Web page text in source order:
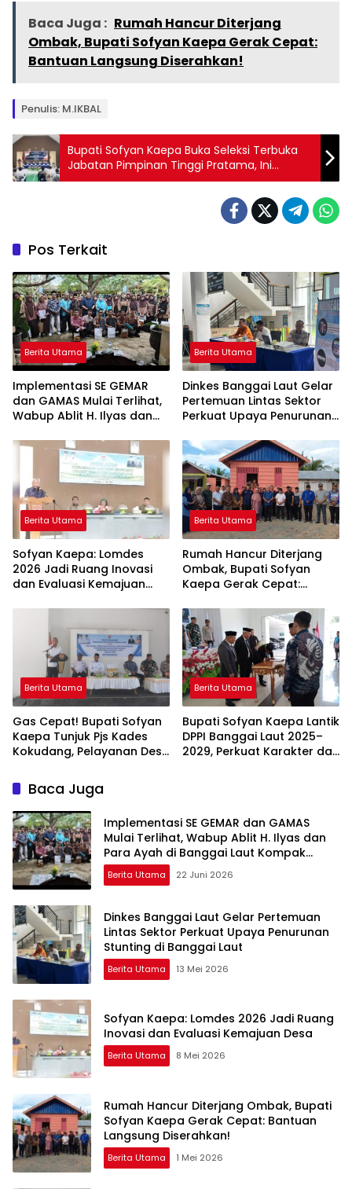
Baca Juga : Rumah Hancur Diterjang
Ombak, Bupati Sofyan Kaepa Gerak Cepat:
Bantuan Langsung Diserahkan!
Penulis: M.IKBAL
Bupati Sofyan Kaepa Buka Seleksi Terbuka
Jabatan Pimpinan Tinggi Pratama, Ini
Pesannya!
Pos Terkait
Berita Utama
Implementasi SE GEMAR
dan GAMAS Mulai Terlihat,
Wabup Ablit H. Ilyas dan
Kompak Ambil Rapor Anak
Berita Utama
Dinkes Banggai Laut Gelar
Pertemuan Lintas Sektor
Perkuat Upaya Penurunan
Berita Utama
Sofyan Kaepa: Lomdes
2026 Jadi Ruang Inovasi
dan Evaluasi Kemajuan
Berita Utama
Rumah Hancur Diterjang
Ombak, Bupati Sofyan
Kaepa Gerak Cepat:
Diserahkan!
Berita Utama
Gas Cepat! Bupati Sofyan
Kaepa Tunjuk Pjs Kades
Kokudang, Pelayanan Desa
Berita Utama
Bupati Sofyan Kaepa Lantik
DPPI Banggai Laut 2025–
2029, Perkuat Karakter dan
Baca Juga
Implementasi SE GEMAR dan GAMAS
Mulai Terlihat, Wabup Ablit H. Ilyas dan
Para Ayah di Banggai Laut Kompak
Ambil Rapor Anak
Berita Utama 22 Juni 2026
Dinkes Banggai Laut Gelar Pertemuan
Lintas Sektor Perkuat Upaya Penurunan
Stunting di Banggai Laut
Berita Utama 13 Mei 2026
Sofyan Kaepa: Lomdes 2026 Jadi Ruang
Inovasi dan Evaluasi Kemajuan Desa
Berita Utama 8 Mei 2026
Rumah Hancur Diterjang Ombak, Bupati
Sofyan Kaepa Gerak Cepat: Bantuan
Langsung Diserahkan!
Berita Utama 1 Mei 2026